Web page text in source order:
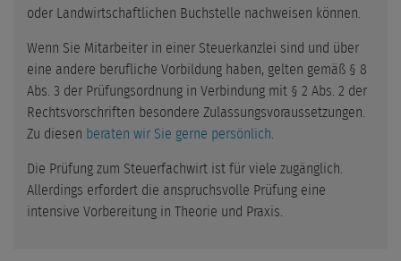
oder Landwirtschaftlichen Buchstelle nachweisen können.
Wenn Sie Mitarbeiter in einer Steuerkanzlei sind und über
eine andere berufliche Vorbildung haben, gelten gemäß § 8
Abs. 3 der Prüfungsordnung in Verbindung mit § 2 Abs. 2 der
Rechtsvorschriften besondere Zulassungsvoraussetzungen.
Zu diesen beraten wir Sie gerne persönlich
Die Prüfung zum Steuerfachwirt ist für viele zugänglich.
Allerdings erfordert die anspruchsvolle Prüfung eine
intensive Vorbereitung in Theorie und Praxis.